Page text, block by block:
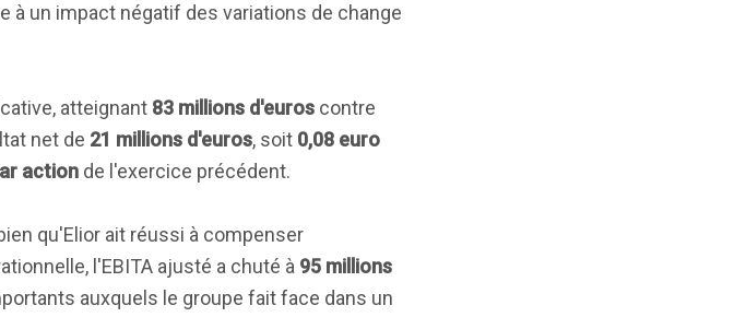
à un impact négatif des variations de change
atteignant 83 millions d'euros contre
net de 21 millions d'euros, soit 0,08 euro
action de l'exercice précédent.
qu'Elior ait réussi à compenser
l'EBITA ajusté a chuté à 95 millions
auxquels le groupe fait face dans un